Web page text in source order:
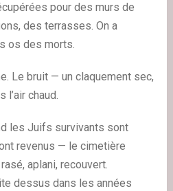
pour des murs de
des terrasses. On a
os des morts.
Le bruit — un claquement sec,
l’air chaud.
les Juifs survivants sont
revenus — le cimetière
aplani, recouvert.
dessus dans les années